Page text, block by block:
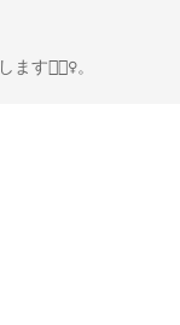
す🙇🏻‍♀️。